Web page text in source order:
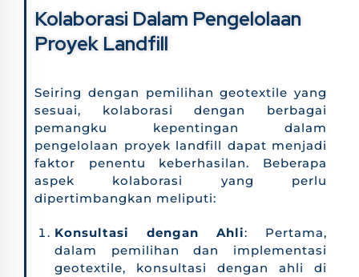
Kolaborasi Dalam Pengelolaan
Proyek Landfill
Seiring dengan pemilihan geotextile yang
sesuai, kolaborasi dengan berbagai
pemangku kepentingan dalam
pengelolaan proyek landfill dapat menjadi
faktor penentu keberhasilan. Beberapa
aspek kolaborasi yang perlu
dipertimbangkan meliputi:
Konsultasi dengan Ahli: Pertama,
dalam pemilihan dan implementasi
geotextile, konsultasi dengan ahli di